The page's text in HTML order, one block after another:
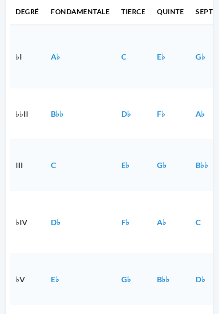
DEGRÉ FONDAMENTALE TIERCE QUINTE
♭I A♭ C E♭ G♭
♭♭II B♭♭ D♭ F♭ A♭
III C E♭ G♭ B♭♭
♭IV D♭ F♭ A♭ C
♭V E♭ G♭ B♭♭ D♭